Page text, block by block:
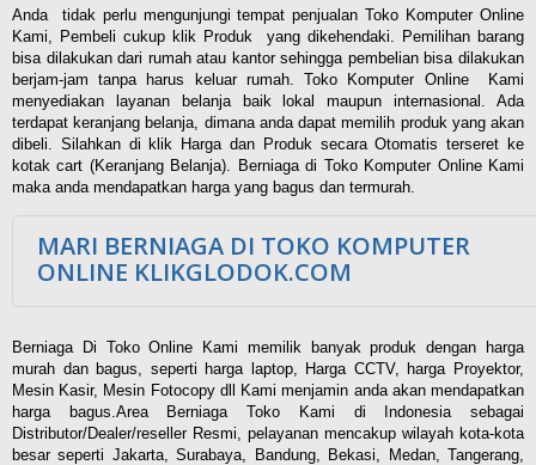
Anda tidak perlu mengunjungi tempat penjualan Toko Komputer Online
Kami, Pembeli cukup klik Produk yang dikehendaki. Pemilihan barang
bisa dilakukan dari rumah atau kantor sehingga pembelian bisa dilakukan
berjam-jam tanpa harus keluar rumah. Toko Komputer Online Kami
menyediakan layanan belanja baik lokal maupun internasional. Ada
terdapat keranjang belanja, dimana anda dapat memilih produk yang akan
dibeli. Silahkan di klik Harga dan Produk secara Otomatis terseret ke
kotak cart (Keranjang Belanja). Berniaga di Toko Komputer Online Kami
maka anda mendapatkan harga yang bagus dan termurah.
MARI BERNIAGA DI TOKO KOMPUTER
ONLINE KLIKGLODOK.COM
Berniaga Di Toko Online Kami memilik banyak produk dengan harga
murah dan bagus, seperti harga laptop, Harga CCTV, harga Proyektor,
Mesin Kasir, Mesin Fotocopy dll Kami menjamin anda akan mendapatkan
harga bagus.Area Berniaga Toko Kami di Indonesia sebagai
Distributor/Dealer/reseller Resmi, pelayanan mencakup wilayah kota-kota
besar seperti Jakarta, Surabaya, Bandung, Bekasi, Medan, Tangerang,